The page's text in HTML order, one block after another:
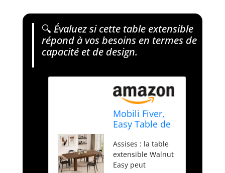
🔍 Évaluez si cette table extensible
répond à vos besoins en termes de
capacité et de design.
Mobili Fiver,
Easy Table de
Extensible
jusqu'à 220
cm, Mélaminé
Assises : la table
extensible Walnut
Easy peut